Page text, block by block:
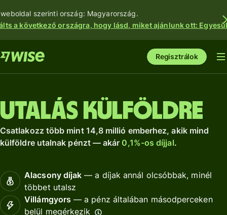
szerinti ország: Magyarország.
a következő országra, hogy lásd, miket ajánlunk ott:
Regisztrálok
Utalás külföldre
Csatlakozz több mint 14,8 millió emberhez, akik mind
külföldre utalnak pénzt — akár 0,1%-os díjjal.
Alacsony díjak — a díjak annál olcsóbbak, minél
többet utalsz
Villámgyors — a pénz általában másodperceken
belül megérkezik